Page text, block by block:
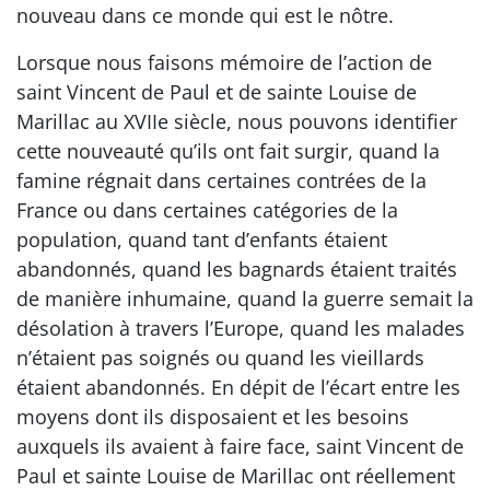
nouveau dans ce monde qui est le nôtre.
Lorsque nous faisons mémoire de l’action de
saint Vincent de Paul et de sainte Louise de
Marillac au XVIIe siècle, nous pouvons identifier
cette nouveauté qu’ils ont fait surgir, quand la
famine régnait dans certaines contrées de la
France ou dans certaines catégories de la
population, quand tant d’enfants étaient
abandonnés, quand les bagnards étaient traités
de manière inhumaine, quand la guerre semait la
désolation à travers l’Europe, quand les malades
n’étaient pas soignés ou quand les vieillards
étaient abandonnés. En dépit de l’écart entre les
moyens dont ils disposaient et les besoins
auxquels ils avaient à faire face, saint Vincent de
Paul et sainte Louise de Marillac ont réellement